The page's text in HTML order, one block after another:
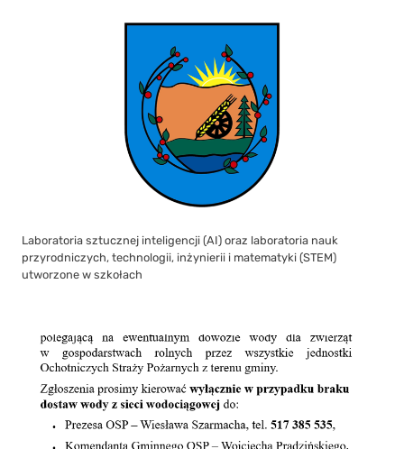
Laboratoria sztucznej inteligencji (AI) oraz laboratoria nauk
przyrodniczych, technologii, inżynierii i matematyki (STEM)
utworzone w szkołach